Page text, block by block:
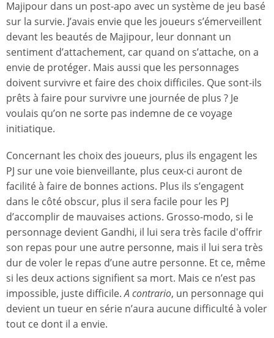
Majipour dans un post-apo avec un système de jeu basé
sur la survie. J’avais envie que les joueurs s’émerveillent
devant les beautés de Majipour, leur donnant un
sentiment d’attachement, car quand on s’attache, on a
envie de protéger. Mais aussi que les personnages
doivent survivre et faire des choix difficiles. Que sont-ils
prêts à faire pour survivre une journée de plus ? Je
voulais qu’on ne sorte pas indemne de ce voyage
initiatique.
Concernant les choix des joueurs, plus ils engagent les
PJ sur une voie bienveillante, plus ceux-ci auront de
facilité à faire de bonnes actions. Plus ils s’engagent
dans le côté obscur, plus il sera facile pour les PJ
d’accomplir de mauvaises actions. Grosso-modo, si le
personnage devient Gandhi, il lui sera très facile d'offrir
son repas pour une autre personne, mais il lui sera très
dur de voler le repas d’une autre personne. Et ce, même
si les deux actions signifient sa mort. Mais ce n’est pas
impossible, juste difficile.A contrario, un personnage qui
devient un tueur en série n’aura aucune difficulté à voler
tout ce dont il a envie.